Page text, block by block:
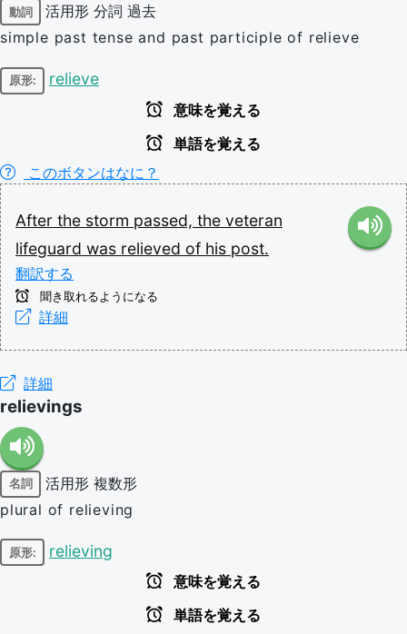
動詞 活用形 分詞 過去
simple past tense and past participle of relieve
原形: relieve
意味を覚える
単語を覚える
このボタンはなに？
After the storm passed, the veteran
lifeguard was relieved of his post.
翻訳する
聞き取れるようになる
詳細
詳細
relievings
名詞 活用形 複数形
plural of relieving
原形: relieving
意味を覚える
単語を覚える